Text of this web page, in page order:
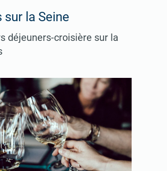
sur la Seine
déjeuners-croisière sur la